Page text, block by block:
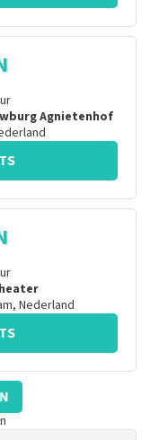
Agnietenhof
, Nederland